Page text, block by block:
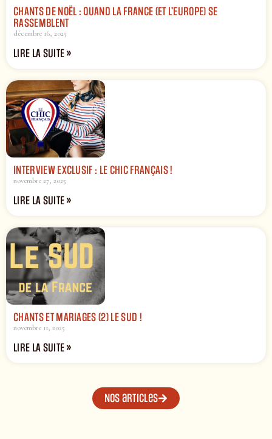
CHANTS DE NOËL : QUAND LA FRANCE (ET L’EUROPE) SE
RASSEMBLENT
décembre 16, 2025
LIRE LA SUITE »
INTERVIEW EXCLUSIF : LE CHIC FRANÇAIS !
novembre 27, 2025
LIRE LA SUITE »
CHANTS ET MARIAGES (2) LE SUD !
novembre 11, 2025
LIRE LA SUITE »
Nos articles